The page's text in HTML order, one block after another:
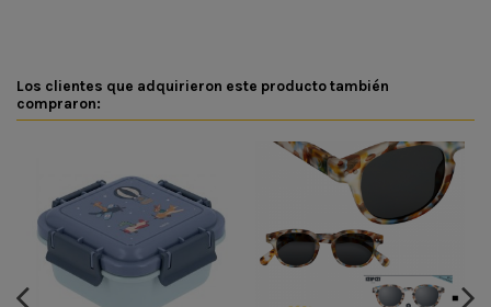
Los clientes que adquirieron este producto también
compraron: